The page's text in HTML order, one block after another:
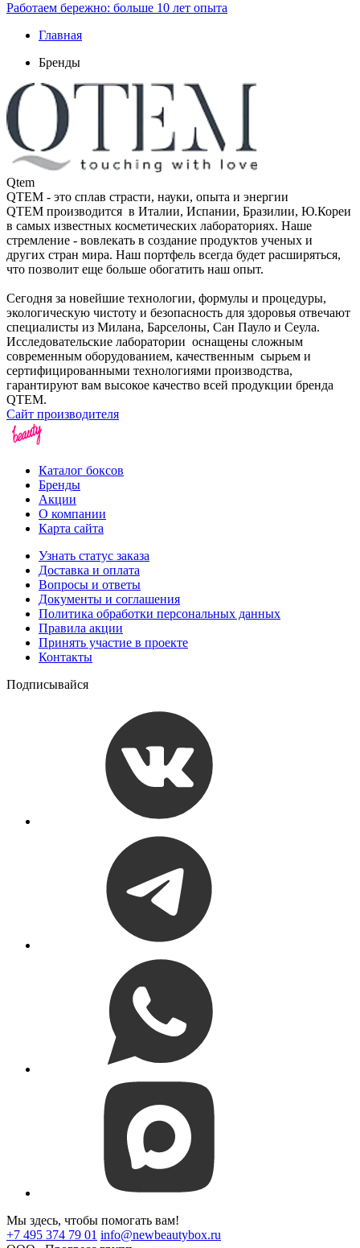
Работаем бережно: больше 10 лет опыта
Главная
Бренды
Qtem
QTEM - это сплав страсти, науки, опыта и энергии
QTEM производится в Италии, Испании, Бразилии, Ю.Кореи
в самых известных косметических лабораториях. Наше
стремление - вовлекать в создание продуктов ученых и
других стран мира. Наш портфель всегда будет расширяться,
что позволит еще больше обогатить наш опыт.
Сегодня за новейшие технологии, формулы и процедуры,
экологическую чистоту и безопасность для здоровья отвечают
специалисты из Милана, Барселоны, Сан Пауло и Сеула.
Исследовательские лаборатории оснащены сложным
современным оборудованием, качественным сырьем и
сертифицированными технологиями производства,
гарантируют вам высокое качество всей продукции бренда
QTEM.
Сайт производителя
Каталог боксов
Бренды
Акции
О компании
Карта сайта
Узнать статус заказа
Доставка и оплата
Вопросы и ответы
Документы и соглашения
Политика обработки персональных данных
Правила акции
Принять участие в проекте
Контакты
Подписывайся
Мы здесь, чтобы помогать вам!
+7 495 374 79 01 info@newbeautybox.ru